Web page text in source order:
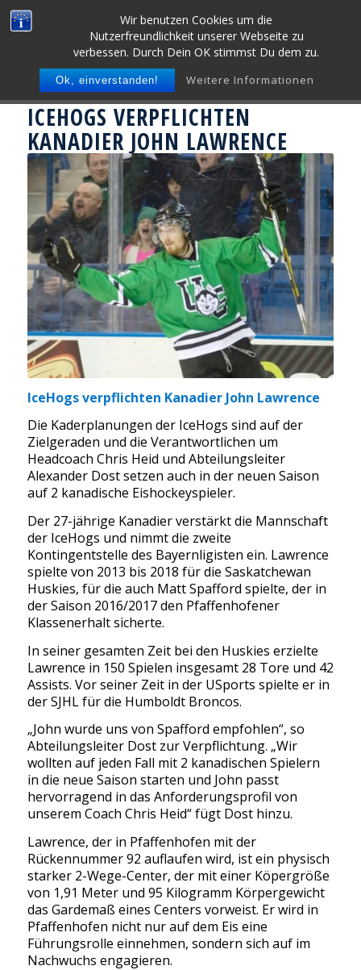
Wir benutzen Cookies um die
Nutzerfreundlichkeit unserer Webseite zu
verbessen. Durch Dein OK stimmst Du dem zu.
Ok, einverstanden! Weitere Informationen
ICEHOGS VERPFLICHTEN
KANADIER JOHN LAWRENCE
IceHogs verpflichten Kanadier John Lawrence
Die Kaderplanungen der IceHogs sind auf der
Zielgeraden und die Verantwortlichen um
Headcoach Chris Heid und Abteilungsleiter
Alexander Dost setzen auch in der neuen Saison
auf 2 kanadische Eishockeyspieler.
Der 27-jährige Kanadier verstärkt die Mannschaft
der IceHogs und nimmt die zweite
Kontingentstelle des Bayernligisten ein. Lawrence
spielte von 2013 bis 2018 für die Saskatchewan
Huskies, für die auch Matt Spafford spielte, der in
der Saison 2016/2017 den Pfaffenhofener
Klassenerhalt sicherte.
In seiner gesamten Zeit bei den Huskies erzielte
Lawrence in 150 Spielen insgesamt 28 Tore und 42
Assists. Vor seiner Zeit in der USports spielte er in
der SJHL für die Humboldt Broncos.
„John wurde uns von Spafford empfohlen“, so
Abteilungsleiter Dost zur Verpflichtung. „Wir
wollten auf jeden Fall mit 2 kanadischen Spielern
in die neue Saison starten und John passt
hervorragend in das Anforderungsprofil von
unserem Coach Chris Heid“ fügt Dost hinzu.
Lawrence, der in Pfaffenhofen mit der
Rückennummer 92 auflaufen wird, ist ein physisch
starker 2-Wege-Center, der mit einer Köpergröße
von 1,91 Meter und 95 Kilogramm Körpergewicht
das Gardemaß eines Centers vorweist. Er wird in
Pfaffenhofen nicht nur auf dem Eis eine
Führungsrolle einnehmen, sondern sich auf im
Nachwuchs engagieren.